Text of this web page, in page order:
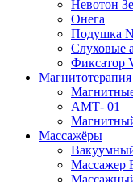
Невотон
Онега
Подушка
Слуховые
Фиксатор
Магнитотерапия
АМТ- 01
Массажёры
Массажер